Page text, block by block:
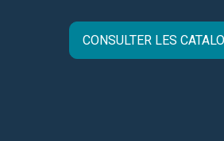
CONSULTER LES